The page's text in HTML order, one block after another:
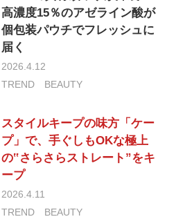
高濃度15％のアゼライン酸が
個包装パウチでフレッシュに
届く
2026.4.12
TREND
BEAUTY
スタイルキープの味方「ケー
プ」で、手ぐしもOKな極上
の‟さらさらストレート”をキ
ープ
2026.4.11
TREND
BEAUTY